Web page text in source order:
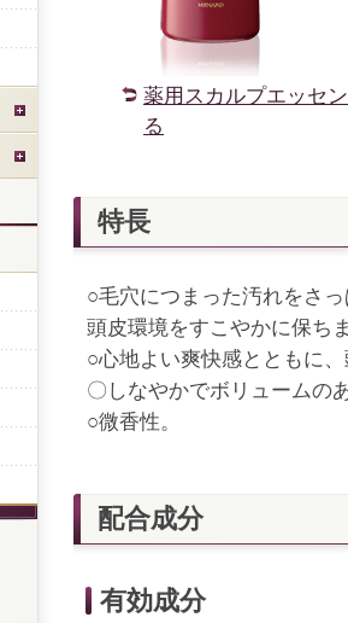
薬用スカルプエッセ
る
特長
○毛穴につまった汚れをさ
頭皮環境をすこやかに保ち
○心地よい爽快感とともに
〇しなやかでボリュームの
○微香性。
配合成分
有効成分